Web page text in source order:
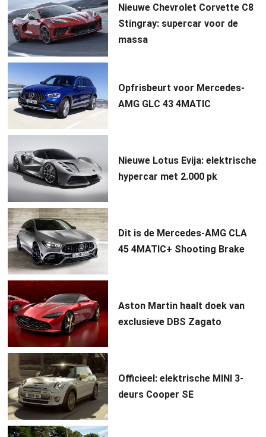
Nieuwe Chevrolet Corvette C8
Stingray: supercar voor de
massa
Opfrisbeurt voor Mercedes-
AMG GLC 43 4MATIC
Nieuwe Lotus Evija: elektrische
hypercar met 2.000 pk
Dit is de Mercedes-AMG CLA
45 4MATIC+ Shooting Brake
Aston Martin haalt doek van
exclusieve DBS Zagato
Officieel: elektrische MINI 3-
deurs Cooper SE